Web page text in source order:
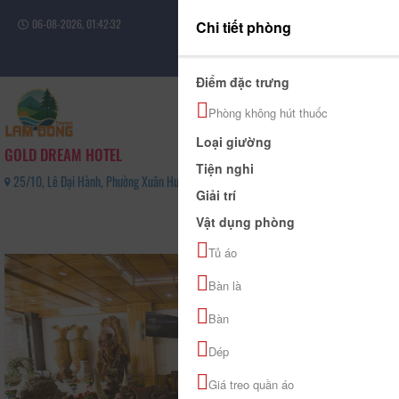
06-08-2026, 01:42:32
Đăng nhập
GOLD DREAM HOTEL
25/10, Lê Đại Hành, Phường Xuân Hương - Đà Lạt, Tỉnh Lâm Đồng - 0263 3543 888
(0 Đánh giá)
Chi tiết phòng
Điểm đặc trưng
Phòng không hút thuốc
Loại giường
Tiện nghi
Giải trí
Vật dụng phòng
Tủ áo
Bàn là
Bàn
Dép
Giá treo quần áo